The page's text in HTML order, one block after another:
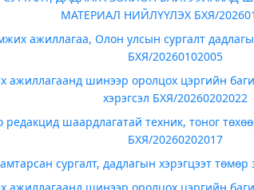
МАТЕРИАЛ НИЙЛҮҮЛЭХ БХЯ/
ажиллагаа, Олон улсын сургалт
БХЯ/20260102005
ажиллагаанд шинээр оролцох цэргийн
хэрэгсэл БХЯ/20260202022
редакцид шаардлагатай техник, тоног
БХЯ/20260202017
сургалт, дадлагын хэрэгцээт